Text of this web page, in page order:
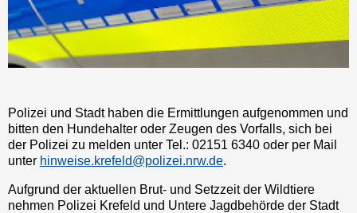
Polizei und Stadt haben die Ermittlungen aufgenommen und
bitten den Hundehalter oder Zeugen des Vorfalls, sich bei
der Polizei zu melden unter Tel.: 02151 6340 oder per Mail
unter hinweise.krefeld@polizei.nrw.de.
Aufgrund der aktuellen Brut- und Setzzeit der Wildtiere
nehmen Polizei Krefeld und Untere Jagdbehörde der Stadt